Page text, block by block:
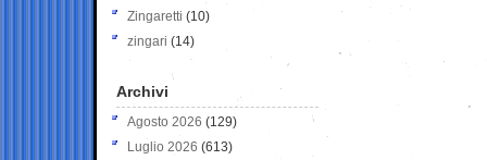
Zingaretti (10)
zingari (14)
Archivi
Agosto 2026 (129)
Luglio 2026 (613)